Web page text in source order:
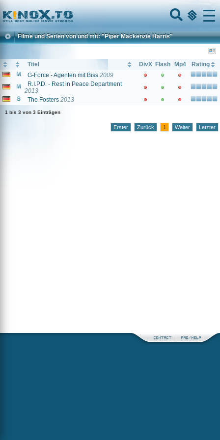
Home
Menu
Filme und Serien von und mit: "Piper Mackenzie Harris"
Titel DivX Flash Mp4
Rating
G-Force - Agenten mit Biss 2009
R.I.P.D. - Rest in Peace Department
2013
The Fosters 2013
1 bis 3 von 3 Einträgen
Erster Zurück 1 Weiter Letzter